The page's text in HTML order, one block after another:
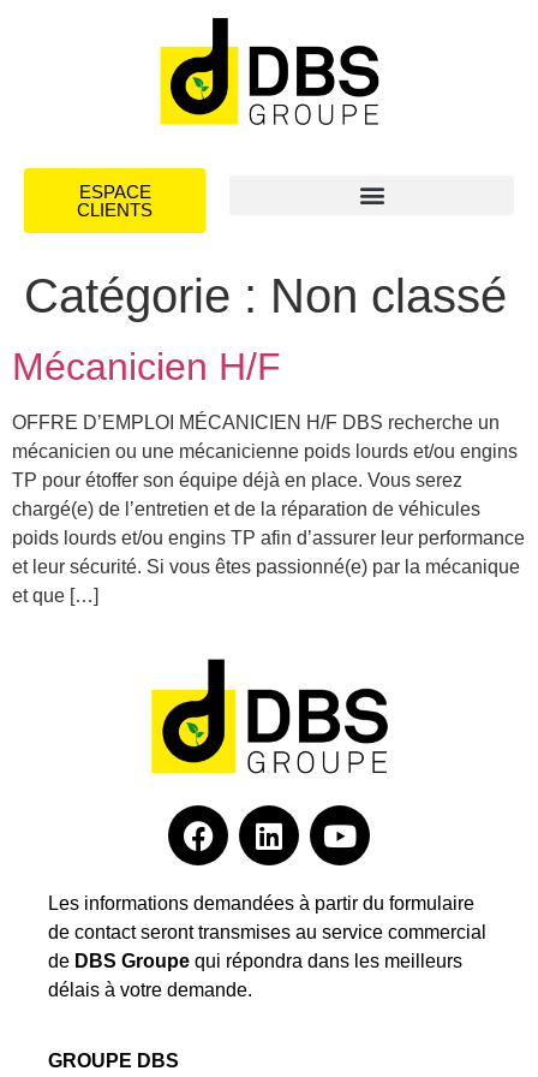
ESPACE
CLIENTS
Catégorie : Non classé
Mécanicien H/F
OFFRE D’EMPLOI MÉCANICIEN H/F DBS recherche un
mécanicien ou une mécanicienne poids lourds et/ou engins
TP pour étoffer son équipe déjà en place. Vous serez
chargé(e) de l’entretien et de la réparation de véhicules
poids lourds et/ou engins TP afin d’assurer leur performance
et leur sécurité. Si vous êtes passionné(e) par la mécanique
et que […]
Les informations demandées à partir du formulaire
de contact seront transmises au service commercial
de DBS Groupe qui répondra dans les meilleurs
délais à votre demande.
GROUPE DBS